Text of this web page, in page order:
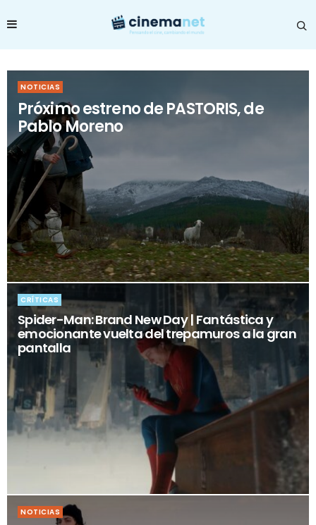
NOTICIAS
Próximo estreno de PASTORIS, de
Pablo Moreno
CRÍTICAS
Spider-Man: Brand New Day | Fantástica y
emocionante vuelta del trepamuros a la gran
pantalla
NOTICIAS